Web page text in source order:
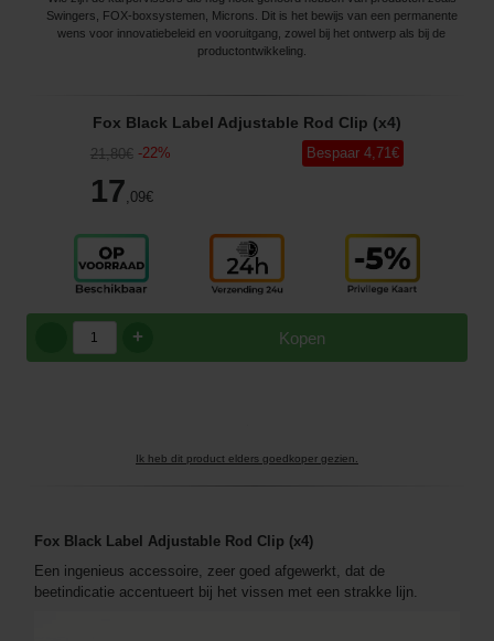
Swingers, FOX-boxsystemen, Microns. Dit is het bewijs van een permanente
wens voor innovatiebeleid en vooruitgang, zowel bij het ontwerp als bij de
productontwikkeling.
Fox Black Label Adjustable Rod Clip (x4)
21,80€ -22%
17,09€
Bespaar 4,71€
Kopen
+
Ik heb dit product elders goedkoper gezien.
Fox Black Label Adjustable Rod Clip (x4)
Een ingenieus accessoire, zeer goed afgewerkt, dat de
beetindicatie accentueert bij het vissen met een strakke lijn.